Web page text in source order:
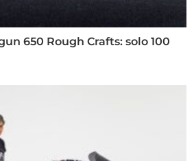
650 Rough Crafts: solo 100